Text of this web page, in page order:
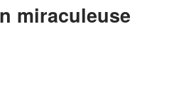
miraculeuse
un miracle s'est